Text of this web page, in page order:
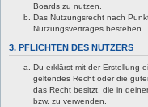
Boards zu nutzen.
Das Nutzungsrecht nach
Nutzungsvertrages bestehen.
3. PFLICHTEN DES NUTZERS
Du erklärst mit der Erstellung
geltendes Recht oder die
das Recht besitzt, die in
bzw. zu verwenden.